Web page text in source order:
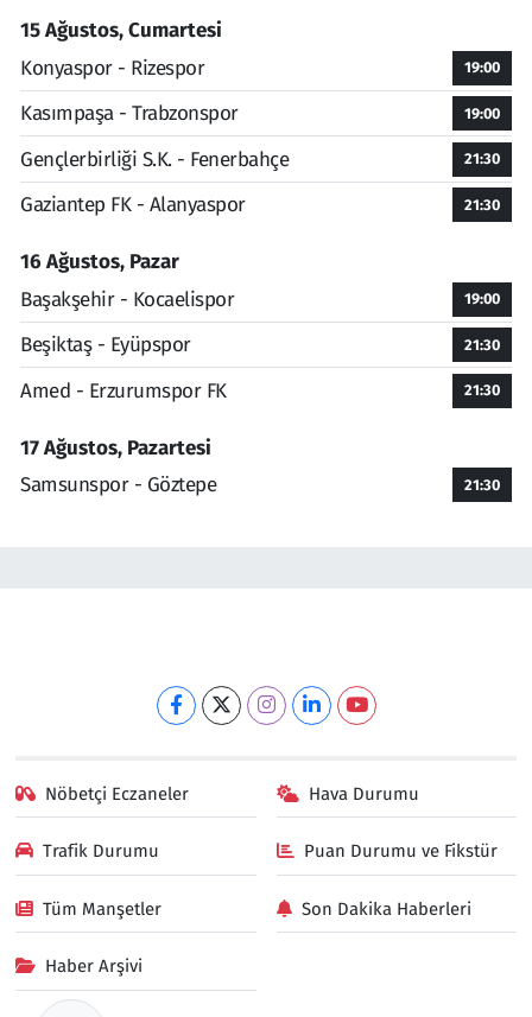
15 Ağustos, Cumartesi
Konyaspor - Rizespor
19:00
Kasımpaşa - Trabzonspor 19:00
Gençlerbirliği S.K. - Fenerbahçe 21:30
Gaziantep FK - Alanyaspor 21:30
16 Ağustos, Pazar
Başakşehir - Kocaelispor
19:00
Beşiktaş - Eyüpspor 21:30
Amed - Erzurumspor FK 21:30
17 Ağustos, Pazartesi
Samsunspor - Göztepe
21:30
Nöbetçi Eczaneler Hava Durumu
Trafik Durumu Puan Durumu ve Fikstür
Tüm Manşetler Son Dakika Haberleri
Haber Arşivi